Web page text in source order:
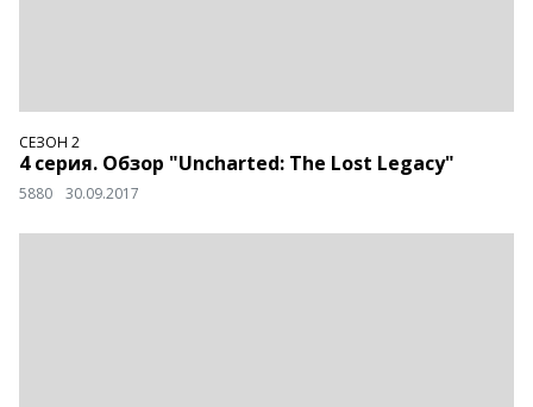
СЕЗОН 2
4 серия. Обзор "Uncharted: The Lost Legacy"
5880 30.09.2017